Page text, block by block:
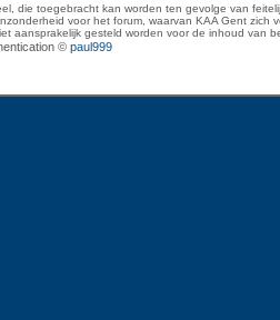
die toegebracht kan worden ten gevolge van
voor het forum, waarvan KAA Gent zich
aansprakelijk gesteld worden voor de inhoud van
© paul999